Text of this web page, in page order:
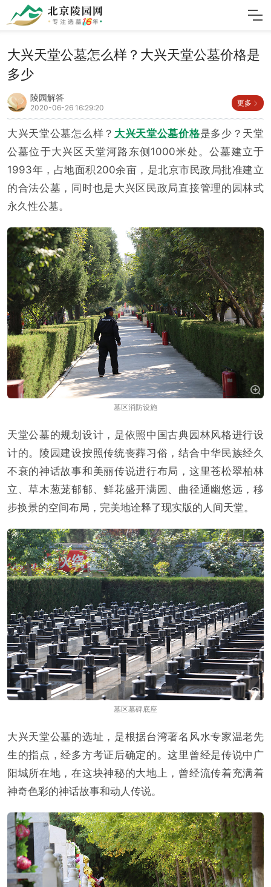
大兴天堂公墓怎么样？大兴天堂公墓价格是
多少
陵园解答
2020-06-26 16:29:20
更多
大兴天堂公墓怎么样？ 大兴天堂公墓价格是多少？天堂
公墓位于大兴区天堂河路东侧1000米处。公墓建立于
1993年，占地面积200余亩，是北京市民政局批准建立
的合法公墓，同时也是大兴区民政局直接管理的园林式
永久性公墓。
墓区消防设施
天堂公墓的规划设计，是依照中国古典园林风格进行设
计的。陵园建设按照传统丧葬习俗，结合中华民族经久
不衰的神话故事和美丽传说进行布局，这里苍松翠柏林
立、草木葱茏郁郁、鲜花盛开满园、曲径通幽悠远，移
步换景的空间布局，完美地诠释了现实版的人间天堂。
墓区墓碑底座
大兴天堂公墓的选址，是根据台湾著名风水专家温老先
生的指点，经多方考证后确定的。这里曾经是传说中广
阳城所在地，在这块神秘的大地上，曾经流传着充满着
神奇色彩的神话故事和动人传说。